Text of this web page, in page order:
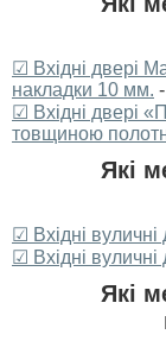
☑ Вхідні двері
накладки 10 мм.
☑ Вхідні двері
товщиною
Які
☑ Вхідні
☑ Вхідні
Які